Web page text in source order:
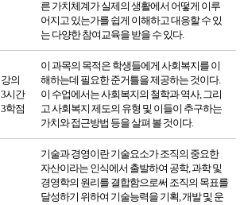
른 가치체계가 실제의 생활에서 어떻게 이루
어지고 있는가를 쉽게 이해하고 대응할 수 있
는 다양한 참여교육을 받을 수 있다.
강의
3시간
3학점
이 과목의 목적은 학생들에게 사회복지를 이
해하는데 필요한 준거틀을 제공하는 것이다.
이 수업에서는 사회복지의 철학과 역사, 그리
고 사회복지 제도의 유형 및 이들이 추구하는
가치와 접근방법 등을 살펴 볼 것이다.
기술과 경영이란 기술요소가 조직의 중요한
자산이라는 인식에서 출발하여 공학, 과학 및
경영학의 원리를 결합함으로써 조직의 목표를
달성하기 위하여 기술능력을 기획, 개발 및 운